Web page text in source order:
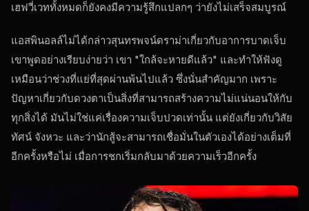
เฮฟวี่เวททั้งหมดก็ยังคงมีความรู้สึกแปลกๆ ว่ายังไม่เสร็จสมบูรณ์
แอสพินอลล์ไม่ได้กล่าวสุนทรพจน์ดราม่าเกี่ยวกับอาการบาดเจ็บ
เขาพูดอย่างเรียบง่ายว่า เขา "ใกล้จะหายดีแล้ว" และทำให้ฟังดู
เหมือนว่าช่วงที่แย่ที่สุดผ่านพ้นไปแล้ว ซึ่งนั่นสำคัญมาก เพราะ
ปัญหาเกี่ยวกับดวงตาเป็นสิ่งที่สามารถสร้างความไม่แน่นอนให้กับ
ทุกสิ่งได้ มันไม่ใช่แค่เรื่องความเจ็บปวดเท่านั้น แต่ยังเกี่ยวกับวิสัย
ทัศน์ จังหวะ และว่านักสู้จะสามารถเชื่อมั่นในตัวเองได้อย่างเต็มที่
อีกครั้งหรือไม่ เมื่อการชกเริ่มกลับมาด้วยความเร็วอีกครั้ง